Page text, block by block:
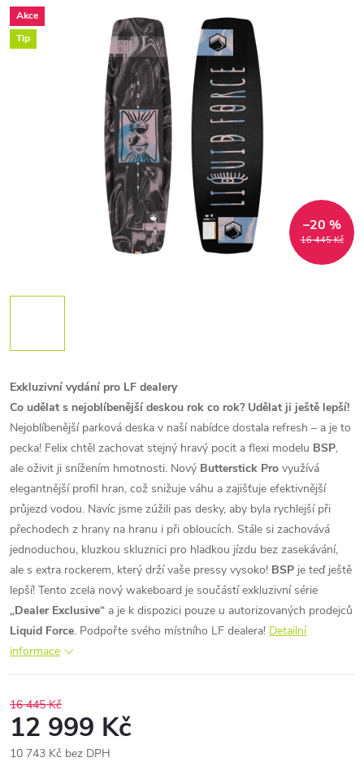
Akce
Tip
16 445 Kč
–20 %
Exkluzivní vydání pro LF dealery
Co udělat s nejoblíbenější deskou rok co rok? Udělat ji ještě lepší!
Nejoblíbenější parková deska v naší nabídce dostala refresh – a je to
pecka! Felix chtěl zachovat stejný hravý pocit a flexi modelu BSP,
ale oživit ji snížením hmotnosti. Nový Butterstick Pro využívá
elegantnější profil hran, což snižuje váhu a zajišťuje efektivnější
průjezd vodou. Navíc jsme zúžili pas desky, aby byla rychlejší při
přechodech z hrany na hranu i při obloucích. Stále si zachovává
jednoduchou, kluzkou skluznici pro hladkou jízdu bez zasekávání,
ale s extra rockerem, který drží vaše pressy vysoko! BSP je teď ještě
lepší! Tento zcela nový wakeboard je součástí exkluzivní série
„Dealer Exclusive“ a je k dispozici pouze u autorizovaných prodejců
Liquid Force. Podpořte svého místního LF dealera! Detailní
informace
16 445 Kč
12 999 Kč
10 743 Kč bez DPH